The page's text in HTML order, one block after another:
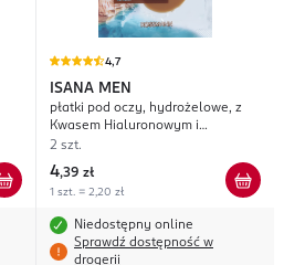
4,7
ISANA MEN
płatki pod oczy, hydrożelowe, z
Kwasem Hialuronowym i
Koenzymem Q10
2 szt.
4,39 zł
1 szt. = 2,20 zł
Niedostępny online
Sprawdź dostępność w
drogerii